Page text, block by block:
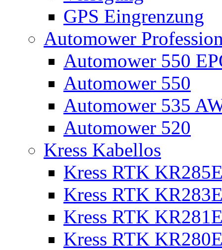
GPS Eingrenzung
Automower
Automower 550
Automower 550
Automower 535
Automower 520
Kress Kabellos
Kress RTK
Kress RTK
Kress RTK
Kress RTK